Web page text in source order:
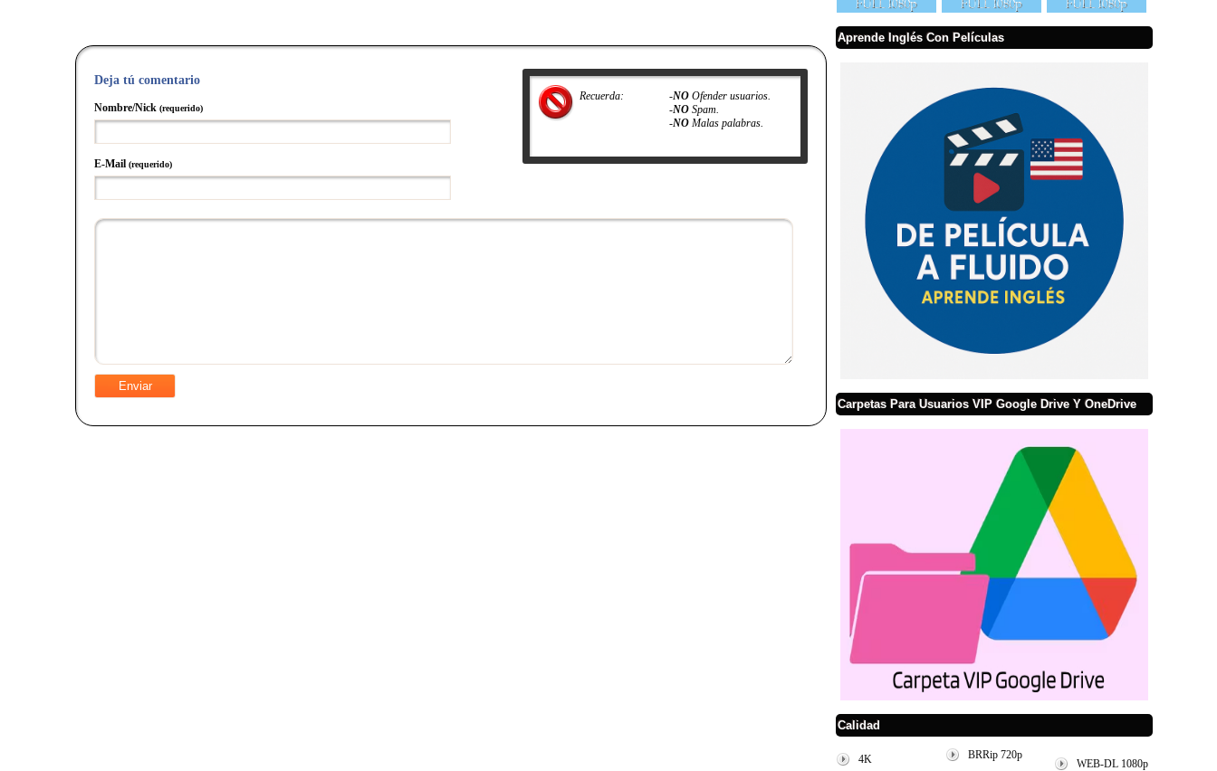
Recuerda: -NOOfender usuarios.
-NOSpam.
-NOMalas palabras.
Deja tú comentario
Nombre/Nick (requerido)
E-Mail (requerido)
Aprende Inglés Con Películas
Carpetas Para Usuarios VIP Google Drive Y OneDrive
Calidad
4K BRRip 720p
WEB-DL 1080p